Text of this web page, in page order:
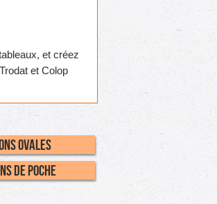
et créez
et Colop
Ovales
de poche